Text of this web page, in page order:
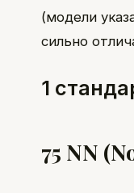
(модели
сильно
1
75 NN